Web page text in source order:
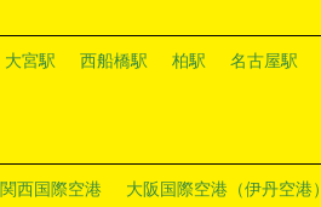
大宮駅 西船橋駅 柏駅 名古屋駅
関西国際空港 大阪国際空港（伊丹空港）